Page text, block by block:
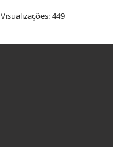
Visualizações: 449